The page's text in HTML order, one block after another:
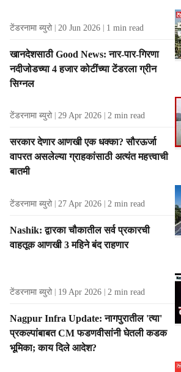
टेंडरनामा ब्युरो 20 Jun 2026 1 min read
खानदेशसाठी Good News: नार-पार-गिरणा
नदीजोडच्या 4 हजार कोटींच्या टेंडरला ग्रीन
सिग्नल
टेंडरनामा ब्युरो 29 Apr 2026 2 min read
सरकार देणार आणखी एक धक्का? सौरऊर्जा
वापरत असलेल्या ग्राहकांसाठी अत्यंत महत्त्वाची
बातमी
टेंडरनामा ब्युरो 27 Apr 2026 2 min read
Nashik: द्वारका चौकातील सर्व प्रकारची
वाहतूक आणखी 3 महिने बंद राहणार
टेंडरनामा ब्युरो 19 Apr 2026 2 min read
Nagpur Infra Update: नागपुरातील 'त्या'
प्रकल्पांबाबत CM फडणवीसांनी घेतली कडक
भूमिका; काय दिले आदेश?